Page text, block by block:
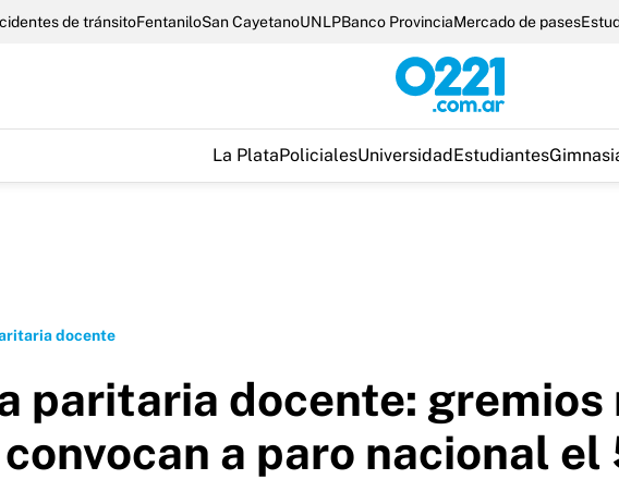
de tránsitoFentaniloSan CayetanoUNLPBanco ProvinciaMercado de pases
La PlataPolicialesUniversidadEstudiantes
docente
paritaria docente:
a paro nacional el